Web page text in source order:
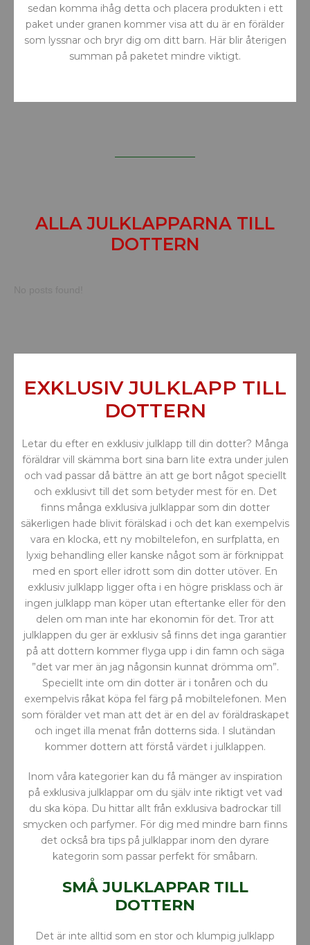
sedan komma ihåg detta och placera produkten i ett
paket under granen kommer visa att du är en förälder
som lyssnar och bryr dig om ditt barn. Här blir återigen
summan på paketet mindre viktigt.
ALLA JULKLAPPARNA TILL
DOTTERN
EXKLUSIV JULKLAPP TILL
DOTTERN
Letar du efter en exklusiv julklapp till din dotter? Många
föräldrar vill skämma bort sina barn lite extra under julen
och vad passar då bättre än att ge bort något speciellt
och exklusivt till det som betyder mest för en. Det
finns många exklusiva julklappar som din dotter
säkerligen hade blivit förälskad i och det kan exempelvis
vara en klocka, ett ny mobiltelefon, en surfplatta, en
lyxig behandling eller kanske något som är förknippat
med en sport eller idrott som din dotter utöver. En
exklusiv julklapp ligger ofta i en högre prisklass och är
ingen julklapp man köper utan eftertanke eller för den
delen om man inte har ekonomin för det. Tror att
julklappen du ger är exklusiv så finns det inga garantier
på att dottern kommer flyga upp i din famn och säga
”det var mer än jag någonsin kunnat drömma om”.
Speciellt inte om din dotter är i tonåren och du
exempelvis råkat köpa fel färg på mobiltelefonen. Men
som förälder vet man att det är en del av föräldraskapet
och inget illa menat från dotterns sida. I slutändan
kommer dottern att förstå värdet i julklappen.
Inom våra kategorier kan du få mänger av inspiration
på exklusiva julklappar om du själv inte riktigt vet vad
du ska köpa. Du hittar allt från exklusiva badrockar till
smycken och parfymer. För dig med mindre barn finns
det också bra tips på julklappar inom den dyrare
kategorin som passar perfekt för småbarn.
SMÅ JULKLAPPAR TILL
DOTTERN
Det är inte alltid som en stor och klumpig julklapp